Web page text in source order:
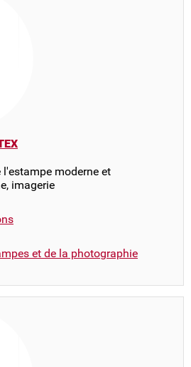
moderne et
imagerie
et de la photographie